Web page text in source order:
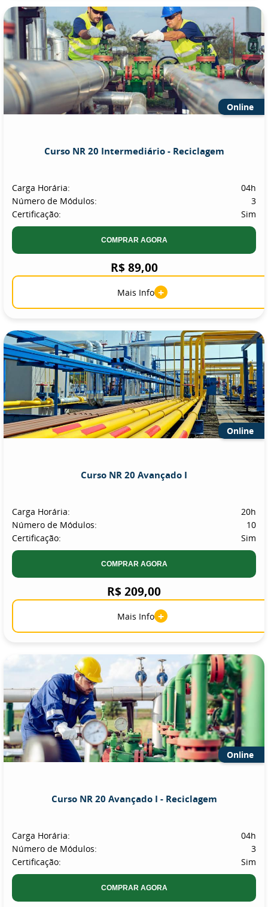
Online
Curso NR 20 Intermediário - Reciclagem
Carga Horária:
04h
Número de Módulos:
3
Certificação:
Sim
COMPRAR AGORA
R$ 89,00
Mais Info +
Online
Curso NR 20 Avançado I
Carga Horária:
20h
Número de Módulos:
10
Certificação:
Sim
COMPRAR AGORA
R$ 209,00
Mais Info +
Online
Curso NR 20 Avançado I - Reciclagem
Carga Horária:
04h
Número de Módulos:
3
Certificação:
Sim
COMPRAR AGORA